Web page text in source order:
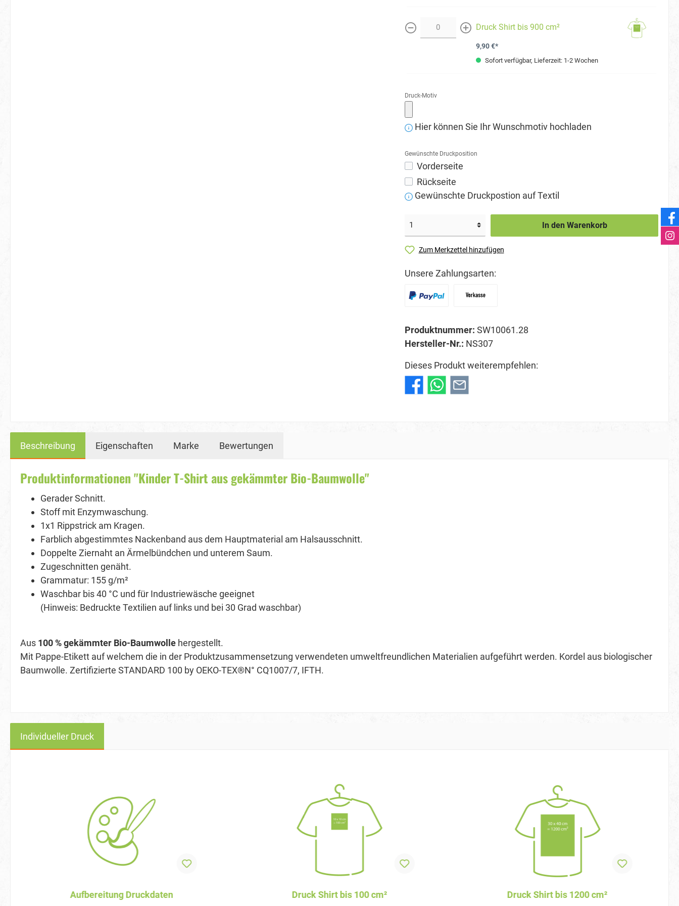
weniger mehr
Druck Shirt bis 900 cm²
9,90 €*
Sofort verfügbar, Lieferzeit: 1-2 Wochen
Druck-Motiv
Hier können Sie Ihr Wunschmotiv hochladen
Gewünschte Druckposition
Vorderseite
Rückseite
Gewünschte Druckpostion auf Textil
In den Warenkorb
Zum Merkzettel hinzufügen
Unsere Zahlungsarten:
Produktnummer: SW10061.28
Hersteller-Nr.: NS307
Dieses Produkt weiterempfehlen:
Beschreibung Eigenschaften Marke Bewertungen
Produktinformationen "Kinder T-Shirt aus gekämmter Bio-Baumwolle"
Gerader Schnitt.
Stoff mit Enzymwaschung.
1x1 Rippstrick am Kragen.
Farblich abgestimmtes Nackenband aus dem Hauptmaterial am Halsausschnitt.
Doppelte Ziernaht an Ärmelbündchen und unterem Saum.
Zugeschnitten genäht.
Grammatur: 155 g/m²
Waschbar bis 40 °C und für Industriewäsche geeignet
(Hinweis: Bedruckte Textilien auf links und bei 30 Grad waschbar)
Aus 100 % gekämmter Bio-Baumwolle hergestellt.
Mit Pappe-Etikett auf welchem die in der Produktzusammensetzung verwendeten umweltfreundlichen Materialien aufgeführt werden. Kordel aus biologischer
Baumwolle. Zertifizierte STANDARD 100 by OEKO-TEX®N° CQ1007/7, IFTH.
Individueller Druck
Aufbereitung Druckdaten Druck Shirt bis 100 cm² Druck Shirt bis 1200 cm²